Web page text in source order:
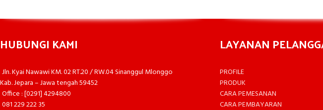
HUBUNGI KAMI
Jln. Kyai Nawawi KM. 02 RT.20 / RW.04 Sinanggul Mlonggo
Kab. Jepara – Jawa tengah 59452
Office : [0291] 4294800
081 229 222 35
LAYANAN
PROFILE
PRODUK
CARA PEMESANAN
CARA PEMBAYARAN